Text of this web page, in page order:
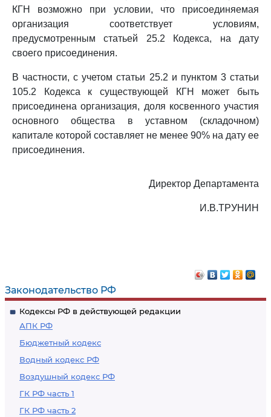
Законодательство РФ
Кодексы РФ в действующей редакции
АПК РФ
Бюджетный кодекс
Водный кодекс РФ
Воздушный кодекс РФ
ГК РФ часть 1
ГК РФ часть 2
КГН возможно при условии, что присоединяемая
организация соответствует условиям,
предусмотренным статьей 25.2 Кодекса, на дату
своего присоединения.
В частности, с учетом статьи 25.2 и пунктом 3 статьи
105.2 Кодекса к существующей КГН может быть
присоединена организация, доля косвенного участия
основного общества в уставном (складочном)
капитале которой составляет не менее 90% на дату ее
присоединения.
Директор Департамента
И.В.ТРУНИН